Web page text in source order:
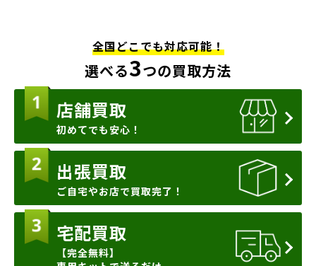
全国どこでも対応可能！
選べる3つの買取方法
店舗買取
初めてでも安心！
出張買取
ご自宅やお店で買取完了！
宅配買取
【完全無料】